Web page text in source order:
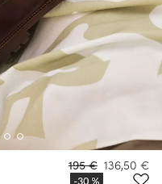
195 € 136,50 €